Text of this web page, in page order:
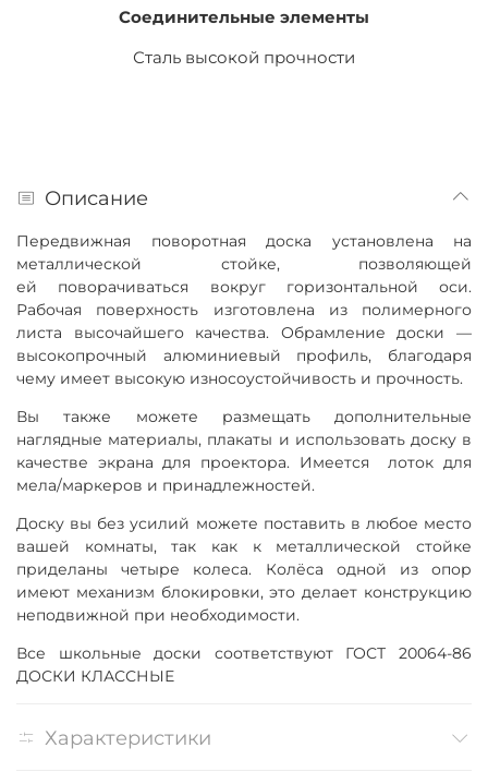
Соединительные элементы
Сталь высокой прочности
Описание
Передвижная поворотная доска установлена на
металлической стойке, позволяющей
ей поворачиваться вокруг горизонтальной оси.
Рабочая поверхность изготовлена из полимерного
листа высочайшего качества. Обрамление доски —
высокопрочный алюминиевый профиль, благодаря
чему имеет высокую износоустойчивость и прочность.
Вы также можете размещать дополнительные
наглядные материалы, плакаты и использовать доску в
качестве экрана для проектора. Имеется лоток для
мела/маркеров и принадлежностей.
Доску вы без усилий можете поставить в любое место
вашей комнаты, так как к металлической стойке
приделаны четыре колеса. Колёса одной из опор
имеют механизм блокировки, это делает конструкцию
неподвижной при необходимости.
Все школьные доски соответствуют ГОСТ 20064-86
ДОСКИ КЛАССНЫЕ
Характеристики